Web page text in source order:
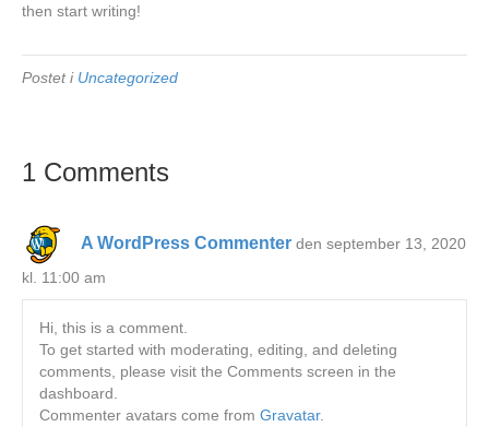
then start writing!
Postet i Uncategorized
1 Comments
A WordPress Commenter den september 13, 2020
kl. 11:00 am
Hi, this is a comment.
To get started with moderating, editing, and deleting
comments, please visit the Comments screen in the
dashboard.
Commenter avatars come from Gravatar.